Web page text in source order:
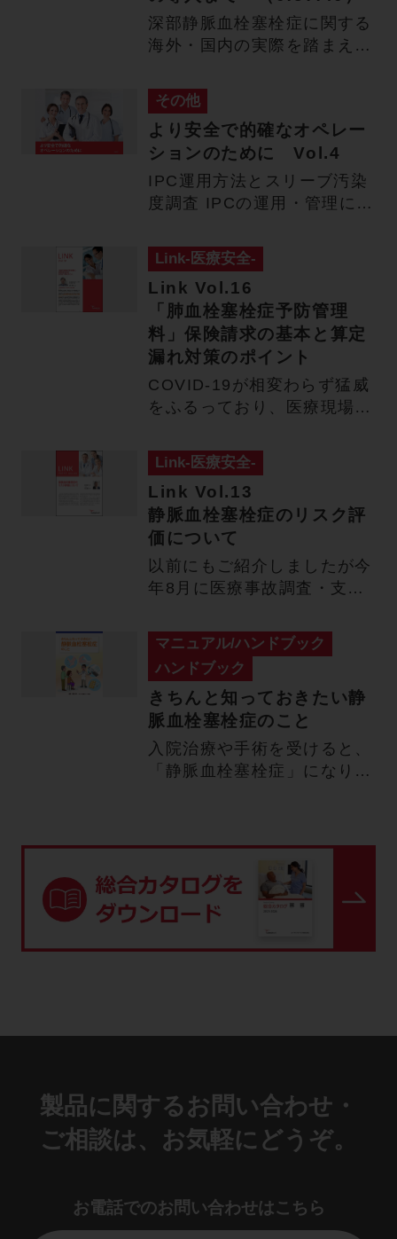
深部静脈血栓塞栓症に関する
海外・国内の実際を踏まえ、
ち…
その他
より安全で的確なオペレー
ションのために Vol.4
IPC運用方法とスリーブ汚染
度調査 IPCの運用・管理につ
Link-医療安全-
Link Vol.16
「肺血栓塞栓症予防管理
料」保険請求の基本と算定
漏れ対策のポイント
COVID-19が相変わらず猛威
をふるっており、医療現場の
Link-医療安全-
Link Vol.13
静脈血栓塞栓症のリスク評
価について
以前にもご紹介しましたが今
年8月に医療事故調査・支援
発…
マニュアル/ハンドブック
ハンドブック
きちんと知っておきたい静
脈血栓塞栓症のこと
入院治療や手術を受けると、
「静脈血栓塞栓症」になりや
製品に関するお問い合わせ・
ご相談は、お気軽にどうぞ。
お電話でのお問い合わせはこちら